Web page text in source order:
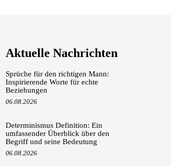
Aktuelle Nachrichten
Sprüche für den richtigen Mann:
Inspirierende Worte für echte
Beziehungen
06.08.2026
Determinismus Definition: Ein
umfassender Überblick über den
Begriff und seine Bedeutung
06.08.2026